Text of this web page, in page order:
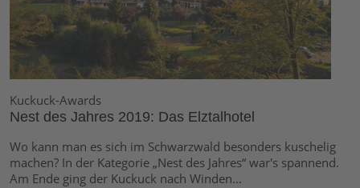
Kuckuck-Awards
Nest des Jahres 2019: Das Elztalhotel
Wo kann man es sich im Schwarzwald besonders kuschelig
machen? In der Kategorie „Nest des Jahres“ war's spannend.
Am Ende ging der Kuckuck nach Winden...